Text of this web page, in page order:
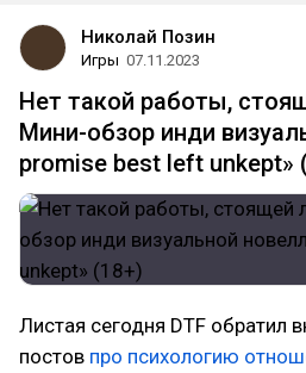
Николай Позин
Игры 07.11.2023
Нет такой работы,
Мини-обзор инди
promise best left unkept»
Листая сегодня DTF обратил
постов про психологию